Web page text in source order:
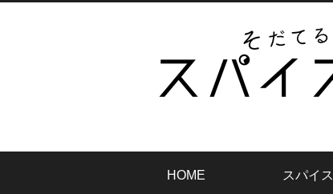
HOME スパイ